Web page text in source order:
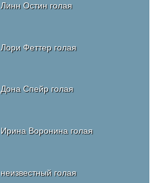
Линн Остин голая
Лори Феттер голая
Дона Спейр голая
Ирина Воронина голая
неизвестный голая